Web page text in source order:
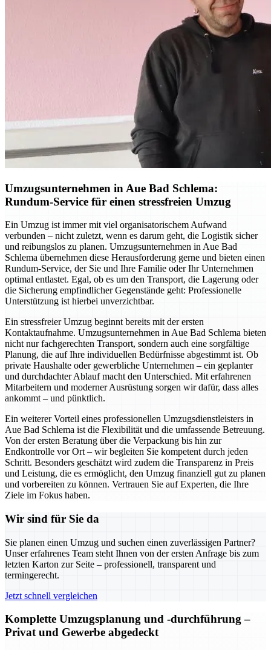
Umzugsunternehmen in Aue Bad Schlema:
Rundum-Service für einen stressfreien Umzug
Ein Umzug ist immer mit viel organisatorischem Aufwand
verbunden – nicht zuletzt, wenn es darum geht, die Logistik sicher
und reibungslos zu planen. Umzugsunternehmen in Aue Bad
Schlema übernehmen diese Herausforderung gerne und bieten einen
Rundum-Service, der Sie und Ihre Familie oder Ihr Unternehmen
optimal entlastet. Egal, ob es um den Transport, die Lagerung oder
die Sicherung empfindlicher Gegenstände geht: Professionelle
Unterstützung ist hierbei unverzichtbar.
Ein stressfreier Umzug beginnt bereits mit der ersten
Kontaktaufnahme. Umzugsunternehmen in Aue Bad Schlema bieten
nicht nur fachgerechten Transport, sondern auch eine sorgfältige
Planung, die auf Ihre individuellen Bedürfnisse abgestimmt ist. Ob
private Haushalte oder gewerbliche Unternehmen – ein geplanter
und durchdachter Ablauf macht den Unterschied. Mit erfahrenen
Mitarbeitern und moderner Ausrüstung sorgen wir dafür, dass alles
ankommt – und pünktlich.
Ein weiterer Vorteil eines professionellen Umzugsdienstleisters in
Aue Bad Schlema ist die Flexibilität und die umfassende Betreuung.
Von der ersten Beratung über die Verpackung bis hin zur
Endkontrolle vor Ort – wir begleiten Sie kompetent durch jeden
Schritt. Besonders geschätzt wird zudem die Transparenz in Preis
und Leistung, die es ermöglicht, den Umzug finanziell gut zu planen
und vorbereiten zu können. Vertrauen Sie auf Experten, die Ihre
Ziele im Fokus haben.
Wir sind für Sie da
Sie planen einen Umzug und suchen einen zuverlässigen Partner?
Unser erfahrenes Team steht Ihnen von der ersten Anfrage bis zum
letzten Karton zur Seite – professionell, transparent und
termingerecht.
Jetzt schnell vergleichen
Komplette Umzugsplanung und -durchführung –
Privat und Gewerbe abgedeckt